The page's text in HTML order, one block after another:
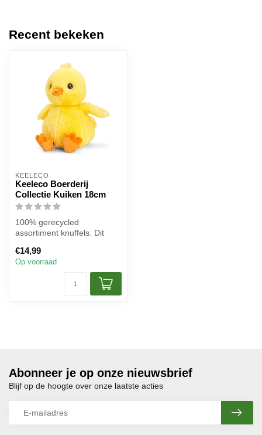
Recent bekeken
KEELECO
Keeleco Boerderij
Collectie Kuiken 18cm
100% gerecycled
assortiment knuffels. Dit
speelgoed...
€14,99
Op voorraad
Abonneer je op onze nieuwsbrief
Blijf op de hoogte over onze laatste acties